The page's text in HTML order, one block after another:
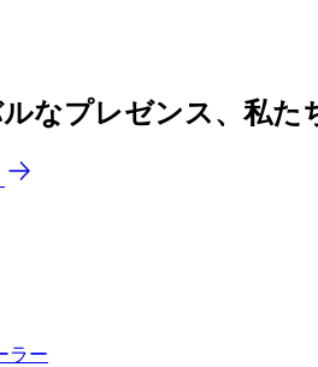
なプレゼンス、私た
ラー